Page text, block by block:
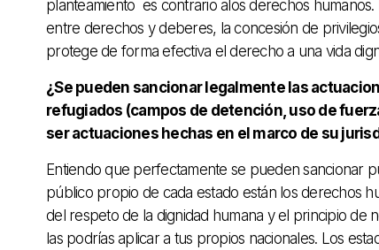
planteamiento es contrario alos derechos
entre derechos y deberes, la concesión de
protege de forma efectiva el derecho a una vida
¿Se pueden sancionar legalmente las
refugiados (campos de detención, uso de
ser actuaciones hechas en el marco de su
Entiendo que perfectamente se pueden sancionar
público propio de cada estado están los derechos
del respeto de la dignidad humana y el principio de
las podrías aplicar a tus propios nacionales. Los